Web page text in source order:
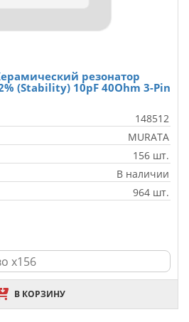
резонатор
(Stability) 10pF 40Ohm 3-Pin
148512
MURATA
156 шт.
В наличии
964 шт.
В КОРЗИНУ